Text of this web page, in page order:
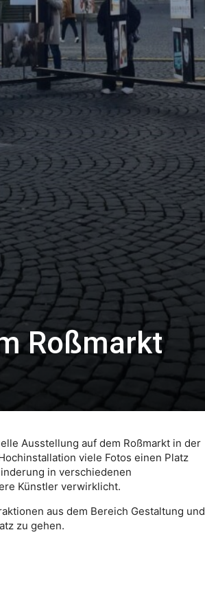
Roßmarkt
Ausstellung auf dem Roßmarkt in der
viele Fotos einen Platz
in verschiedenen
Künstler verwirklicht.
aus dem Bereich Gestaltung und
zu gehen.